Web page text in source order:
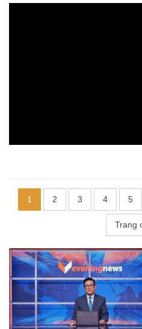
1 2 3 4 5
Trang